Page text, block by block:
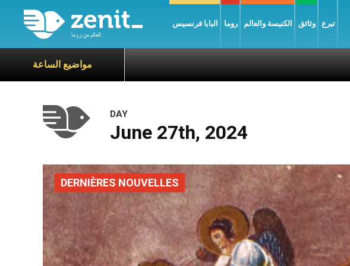
البابا فرنسيس روما الكنيسة والعالم وثائق تبرع
مواضيع الساعة
DAY
June 27th, 2024
DERNIÈRES NOUVELLES